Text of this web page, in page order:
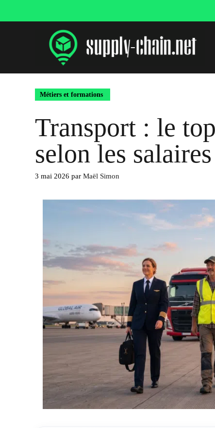
Métiers et formations
Transport : le
selon les salaires
3 mai 2026 par Maël Simon